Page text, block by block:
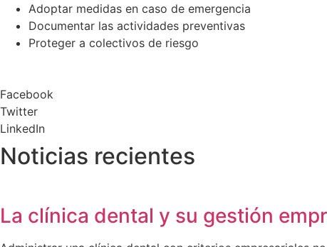
Adoptar medidas en caso de emergencia
Documentar las actividades preventivas
Proteger a colectivos de riesgo
Facebook
Twitter
LinkedIn
Noticias recientes
La clínica dental y su gestión